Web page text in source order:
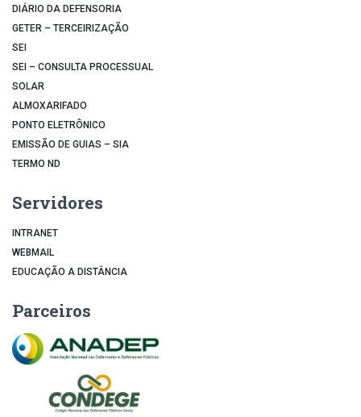
DIÁRIO DA DEFENSORIA
GETER – TERCEIRIZAÇÃO
SEI
SEI – CONSULTA PROCESSUAL
SOLAR
ALMOXARIFADO
PONTO ELETRÔNICO
EMISSÃO DE GUIAS – SIA
TERMO ND
Servidores
INTRANET
WEBMAIL
EDUCAÇÃO A DISTÂNCIA
Parceiros